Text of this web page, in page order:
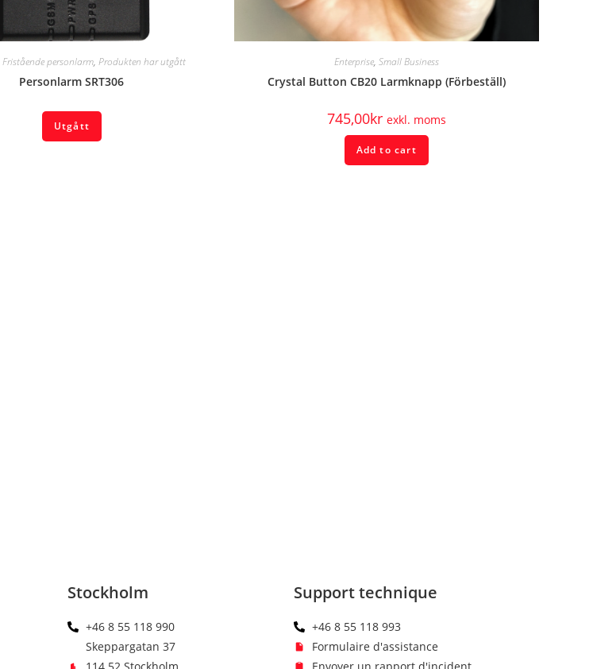
Fristående personlarm, Produkten har utgått
Personlarm SRT306
Utgått
Enterprise, Small Business
Crystal Button CB20 Larmknapp (Förbeställ)
745,00kr exkl. moms
Add to cart
Stockholm
+46 8 55 118 990
Skeppargatan 37
Support technique
+46 8 55 118 993
Formulaire d'assistance